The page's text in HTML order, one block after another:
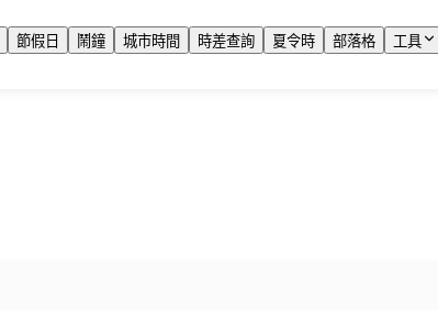
節假日 鬧鐘 城市時間 時差查詢 夏令時 部落格
工具